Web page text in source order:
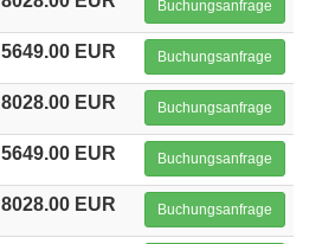
Buchungsanfrage
5649.00 EUR Buchungsanfrage
8028.00 EUR Buchungsanfrage
5649.00 EUR Buchungsanfrage
8028.00 EUR Buchungsanfrage